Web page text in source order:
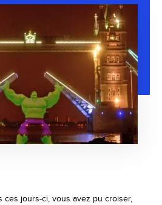
ces jours-ci, vous avez pu croiser,